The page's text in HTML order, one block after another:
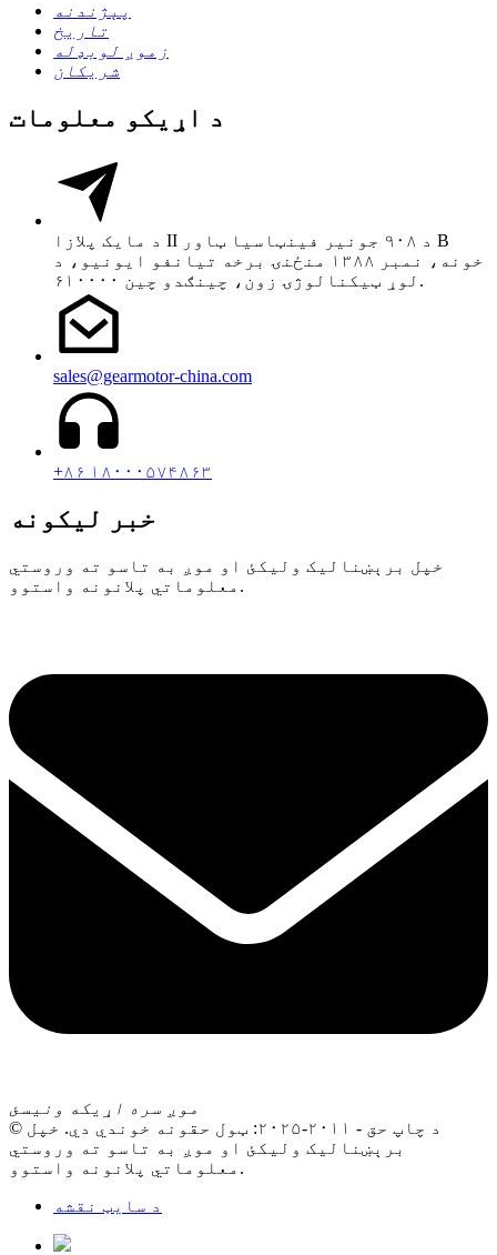
پېژندنه
تاریخ
زموږ لوبډله
شریکان
د اړیکو معلومات
د مایک پلازا II د ۹۰۸ جونیر فینټاسیا ټاور B
خونه، نمبر ۱۳۸۸ منځنۍ برخه تیانفو ایونیو، د
لوړ ټیکنالوژۍ زون، چینګدو چین ۶۱۰۰۰۰.
sales@gearmotor-china.com
+۸۶ ۱۸۰۰۰۵۷۴۸۶۳
خبر لیکونه
خپل برېښنالیک ولیکئ او موږ به تاسو ته وروستي
معلوماتي پلانونه واستوو.
موږ سره اړیکه ونیسئ
© د چاپ حق - ۲۰۱۱-۲۰۲۵: ټول حقونه خوندي دي. خپل
برېښنالیک ولیکئ او موږ به تاسو ته وروستي
معلوماتي پلانونه واستوو.
د سایټ نقشه